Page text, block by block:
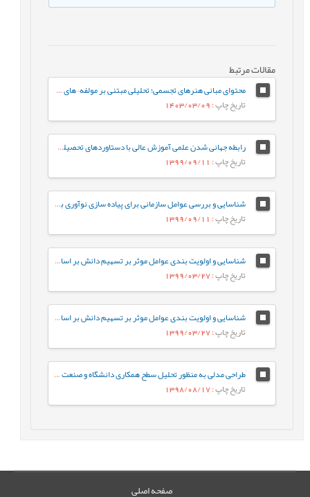
مقالات مرتبط
محتوای مبانی هنرهای تجسمی؛ تحلیلی مبتنی بر مولفه¬های کارآفرینی
تاریخ چاپ: 1403/03/09
رابطه جهانی شدن علمی آموزش عالی با دستاوردهای تحصیلی دانشجویان دانشگاه سمنان
تاریخ چاپ: 1399/09/11
شناسایی و بررسی عوامل سازمانی برای پیاده سازی نوآوری باز در دانشگاه های ایران
تاریخ چاپ: 1399/09/11
شناسایی و اولویت بندی عوامل موثر بر تسهیم دانش بر اساس تحلیل سلسله مراتبی(AHP) (مطالعه موردی گروه صنعتی سایپا)
تاریخ چاپ: 1399/03/27
شناسایی و اولویت بندی عوامل موثر بر تسهیم دانش بر اساس تحلیل سلسله مراتبی(AHP) (مطالعه موردی گروه صنعتی سایپا)
تاریخ چاپ: 1399/03/27
طراحی مدلی به منظور تحلیل سطح همکاری دانشگاه و صنعت با استفاده از مدل سازی ساختاری تفسیری(ISM)
تاریخ چاپ: 1398/08/17
صفحه اصلی